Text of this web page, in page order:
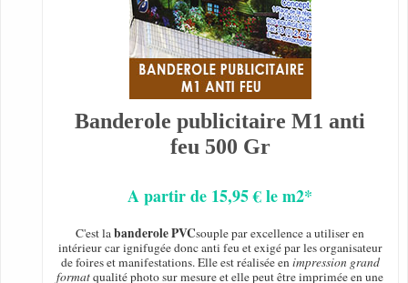
Banderole publicitaire M1 anti
feu 500 Gr
A partir de 15,95 € le m2*
C'est labanderole PVCsouple par excellence a utiliser en
intérieur car ignifugée donc anti feu et exigé par les organisateur
de foires et manifestations. Elle est réalisée enimpression grand
formatqualité photo sur mesure et elle peut être imprimée en une